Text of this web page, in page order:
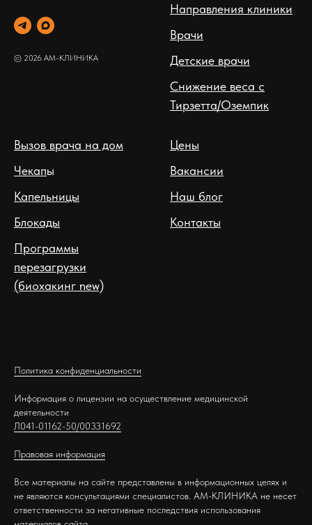
© 2026 АМ-КЛИНИКА
Направления клиники
Врачи
Детские врачи
Снижение веса с
Тирзетта/Оземпик
Вызов врача на дом
Чекапы
Капельницы
Блокады
Программы
перезагрузки
(биохакинг new)
Цены
Вакансии
Наш блог
Контакты
Политика конфиденциальности
Информация о лицензии на осуществление медицинской
деятельности
Л041-01162-50/00331692
Правовая информация
Все материалы на сайте представлены в информационных целях и
не являются консультациями специалистов. АМ-КЛИНИКА не несет
ответственности за негативные последствия использования